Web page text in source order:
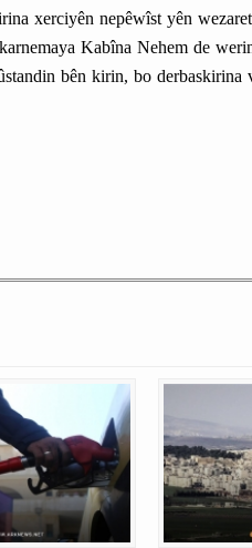
xerciyên nepêwîst yên
Kabîna Nehem de
bên kirin, bo